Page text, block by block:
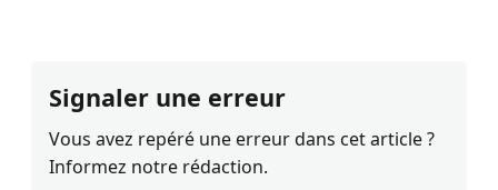
Signaler une erreur
Vous avez repéré une erreur dans cet article ?
Informez notre rédaction.